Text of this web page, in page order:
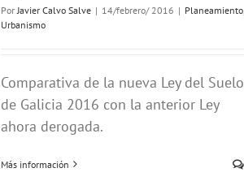
Por Javier Calvo Salve | 14/febrero/ 2016 | Planeamiento
Urbanismo
Comparativa de la nueva Ley del Suelo
de Galicia 2016 con la anterior Ley
ahora derogada.
Más información